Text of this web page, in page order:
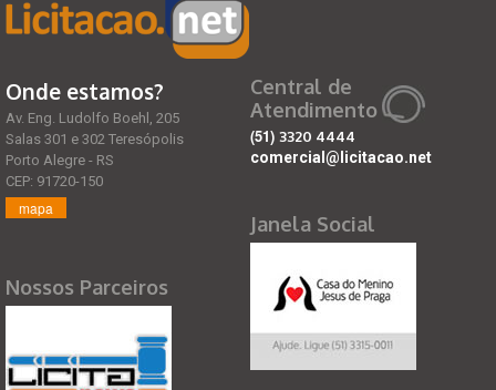
Onde estamos?
Av. Eng. Ludolfo Boehl, 205
Salas 301 e 302 Teresópolis
Porto Alegre - RS
CEP: 91720-150
mapa
Nossos Parceiros
Central de
Atendimento
(51) 3320 4444
comercial@licitacao.net
Janela Social